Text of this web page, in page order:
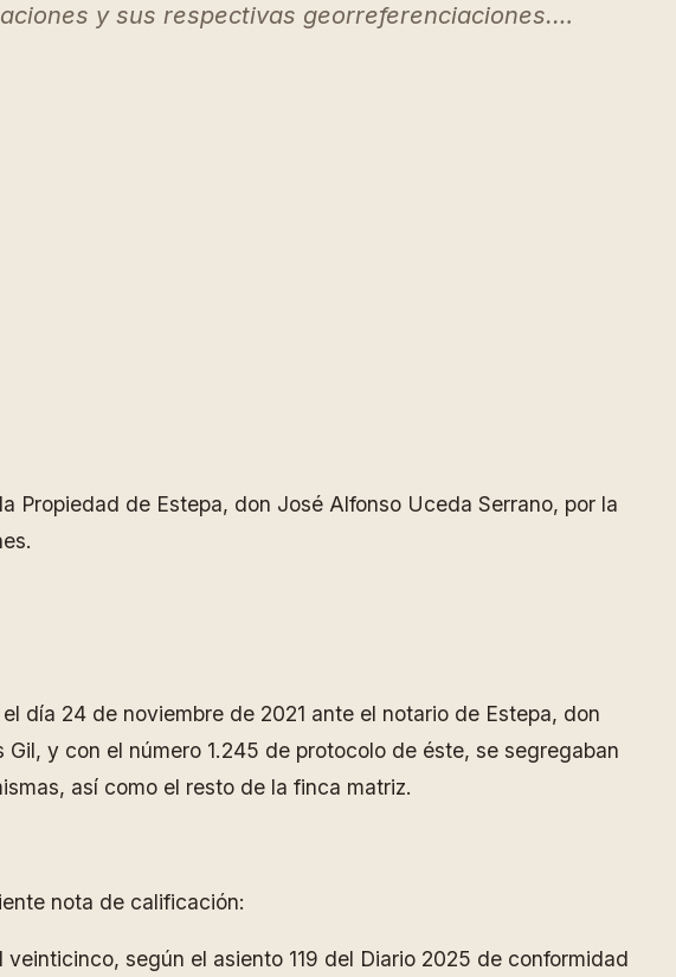
y sus respectivas georreferenciaciones.…
de Estepa, don José Alfonso Uceda Serrano, por la
día 24 de noviembre de 2021 ante el notario de Estepa, don
y con el número 1.245 de protocolo de éste, se segregaban
así como el resto de la finca matriz.
nota de calificación:
según el asiento 119 del Diario 2025 de conformidad